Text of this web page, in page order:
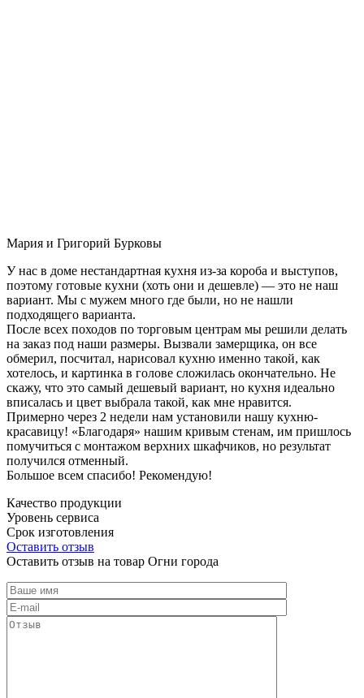
Мария и Григорий Бурковы
У нас в доме нестандартная кухня из-за короба и выступов,
поэтому готовые кухни (хоть они и дешевле) — это не наш
вариант. Мы с мужем много где были, но не нашли
подходящего варианта.
После всех походов по торговым центрам мы решили делать
на заказ под наши размеры. Вызвали замерщика, он все
обмерил, посчитал, нарисовал кухню именно такой, как
хотелось, и картинка в голове сложилась окончательно. Не
скажу, что это самый дешевый вариант, но кухня идеально
вписалась и цвет выбрала такой, как мне нравится.
Примерно через 2 недели нам установили нашу кухню-
красавицу! «Благодаря» нашим кривым стенам, им пришлось
помучиться с монтажом верхних шкафчиков, но результат
получился отменный.
Большое всем спасибо! Рекомендую!
Качество продукции
Уровень сервиса
Срок изготовления
Оставить отзыв
Оставить отзыв на товар Огни города